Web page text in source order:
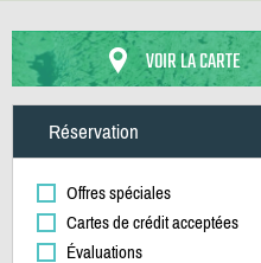
VOIR LA CARTE
Réservation
Offres spéciales
Cartes de crédit acceptées
Évaluations